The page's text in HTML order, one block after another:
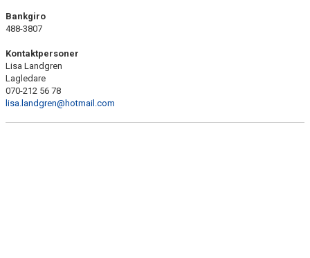
Bankgiro
488-3807
Kontaktpersoner
Lisa Landgren
Lagledare
070-212 56 78
lisa.landgren@hotmail.com